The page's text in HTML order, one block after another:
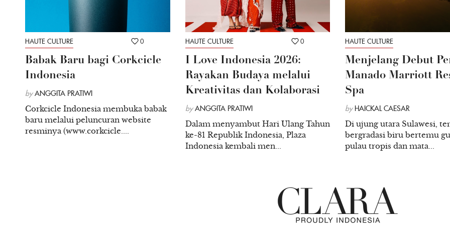
Menu ketiga menjadi
Chicken Crumble.
seperti dimsum ini adalah
chef Marco buat sebagai
balik lagi ke hewan air.
dilengkapi dengan Cherry
akan aneh, kakap putih
begitu lembut dan kenyal.
HAUTE CULTURE 0
Babak Baru bagi Corkcicle
Indonesia
by ANGGITA PRATIWI
Corkcicle Indonesia membuka babak
baru melalui peluncuran website
resminya (www.corkcicle....
HAUTE CULTURE 0
I Love Indonesia 2026:
Rayakan Budaya melalui
Kreativitas dan Kolaborasi
by ANGGITA PRATIWI
Dalam menyambut Hari Ulang Tahun
ke-81 Republik Indonesia, Plaza
Indonesia kembali men...
HAUTE CULTURE
Menjelang Debut
Manado Marriott
Spa
by HAICKAL CAESAR
Di ujung utara Sulawesi,
bergradasi biru bertemu
pulau tropis dan mata...